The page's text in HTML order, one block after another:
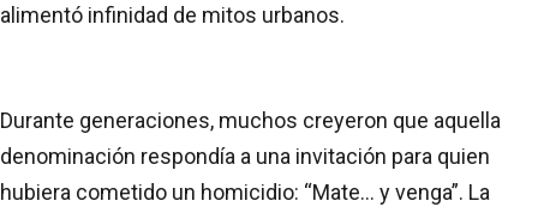
alimentó infinidad de mitos urbanos.
Durante generaciones, muchos creyeron que aquella
denominación respondía a una invitación para quien
hubiera cometido un homicidio: “Mate... y venga”. La